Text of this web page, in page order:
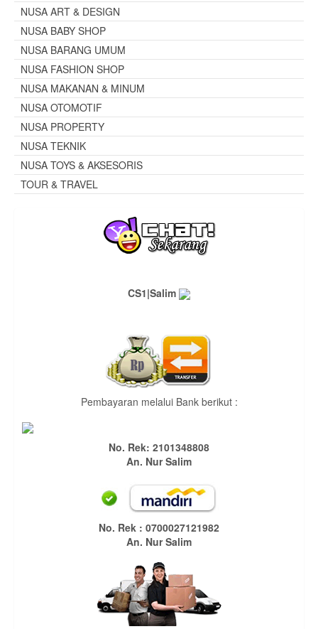
NUSA ART & DESIGN
NUSA BABY SHOP
NUSA BARANG UMUM
NUSA FASHION SHOP
NUSA MAKANAN & MINUM
NUSA OTOMOTIF
NUSA PROPERTY
NUSA TEKNIK
NUSA TOYS & AKSESORIS
TOUR & TRAVEL
CS1|Salim
Pembayaran melalui Bank berikut :
No. Rek: 2101348808
An. Nur Salim
No. Rek : 0700027121982
An. Nur Salim